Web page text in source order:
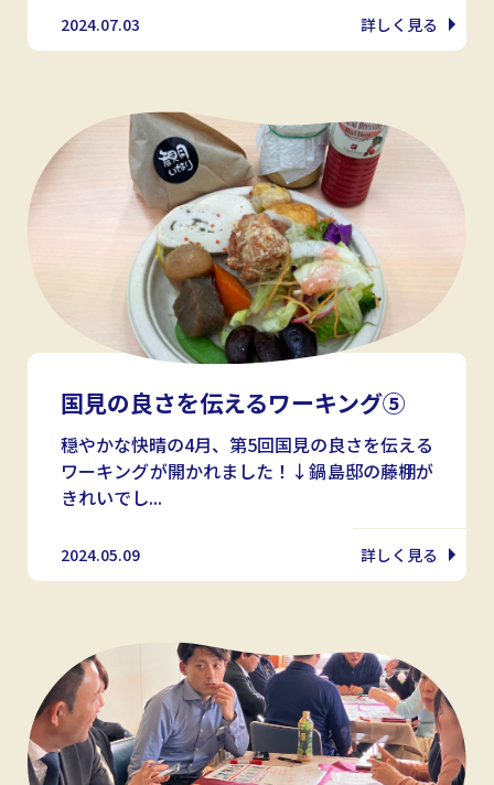
2024.07.03 詳しく見る
国見の良さを伝えるワーキング⑤
穏やかな快晴の4月、第5回国見の良さを伝える
ワーキングが開かれました！↓鍋島邸の藤棚が
きれいでし...
2024.05.09 詳しく見る